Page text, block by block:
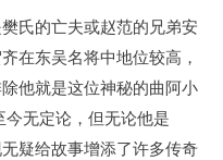
氏的亡夫或赵范的兄弟安
在东吴名将中地位较高，
他就是这位神秘的曲阿小
无定论，但无论他是
疑给故事增添了许多传奇